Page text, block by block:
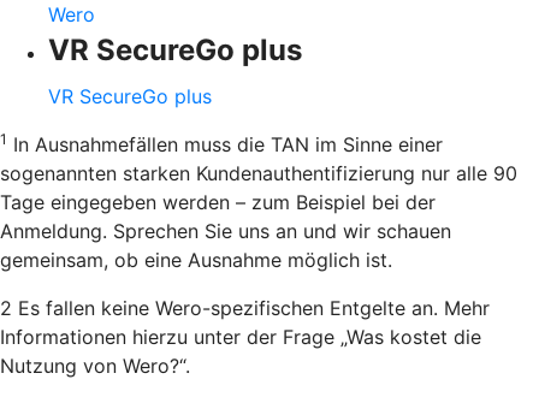
Wero
VR SecureGo plus
VR SecureGo plus
1 In Ausnahmefällen muss die TAN im Sinne einer
sogenannten starken Kundenauthentifizierung nur alle 90
Tage eingegeben werden – zum Beispiel bei der
Anmeldung. Sprechen Sie uns an und wir schauen
gemeinsam, ob eine Ausnahme möglich ist.
2 Es fallen keine Wero-spezifischen Entgelte an. Mehr
Informationen hierzu unter der Frage „Was kostet die
Nutzung von Wero?“.